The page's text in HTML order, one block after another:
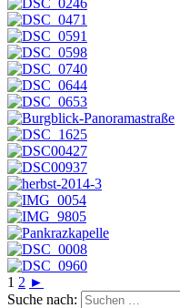
1 2 ►
Suche nach: